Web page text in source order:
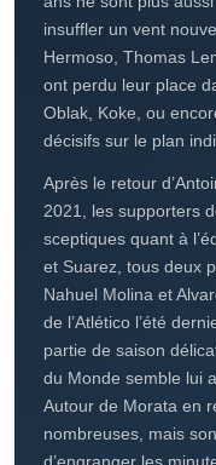
sa carrière avec son
d’Espagne glané en
passionnante, le
habituels cadors de
Barcelone. Les
ans ne sont plus
insuffler un vent
Hermoso, Thomas
ont perdu leur place
Oblak, Koke, ou
décisifs sur le plan
Après le retour
2021, les supporters
sceptiques quant à
et Suarez, tous deux
Nahuel Molina et